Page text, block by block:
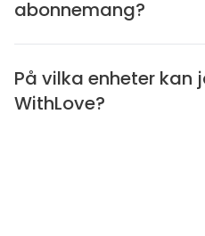
abonnemang?
På vilka enheter
WithLove?